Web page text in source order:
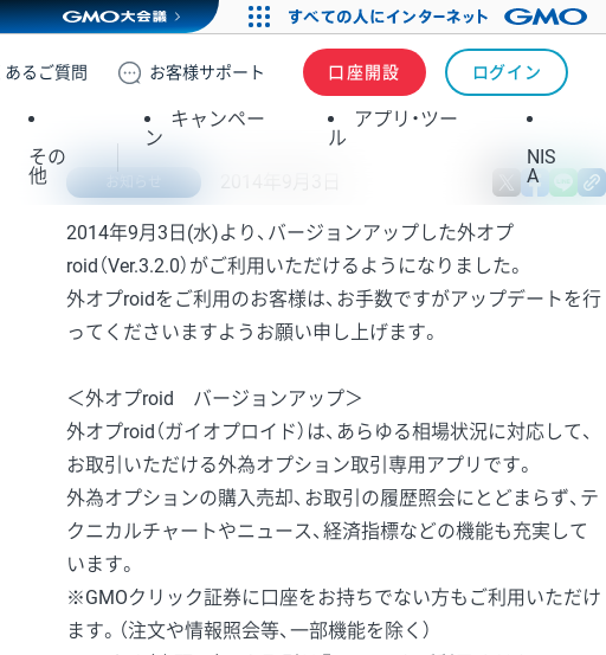
券
ある ご質問 お客様サポート 口座開設 ログイン
その
他
キャンペー
ン
アプリ・ツー
ル
NIS
A
X
2014年9月3日(水)より、バージョンアップした外オプ
roid（Ver.3.2.0）がご利用いただけるようになりました。
外オプroidをご利用のお客様は、お手数ですがアップデートを行
ってくださいますようお願い申し上げます。
＜外オプroid バージョンアップ＞
外オプroid（ガイオプロイド）は、あらゆる相場状況に対応して、
お取引いただける外為オプション取引専用アプリです。
外為オプションの購入売却、お取引の履歴照会にとどまらず、テ
クニカルチャートやニュース、経済指標などの機能も充実して
います。
※GMOクリック証券に口座をお持ちでない方もご利用いただけ
ます。（注文や情報照会等、一部機能を除く）